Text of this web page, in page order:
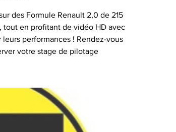
des Formule Renault 2,0 de 215
tout en profitant de vidéo HD avec
performances ! Rendez-vous
votre stage de pilotage